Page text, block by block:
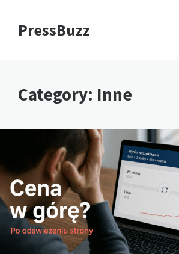
PressBuzz
Category: Inne